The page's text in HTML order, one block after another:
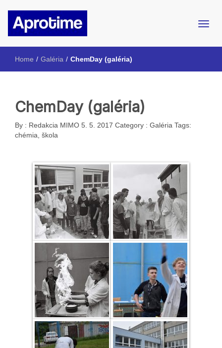
Aprotime
Internetový magazín ŠpMNDaG
Home / Galéria / ChemDay (galéria)
ChemDay (galéria)
By : Redakcia MIMO 5. 5. 2017 Category : Galéria Tags:
chémia škola